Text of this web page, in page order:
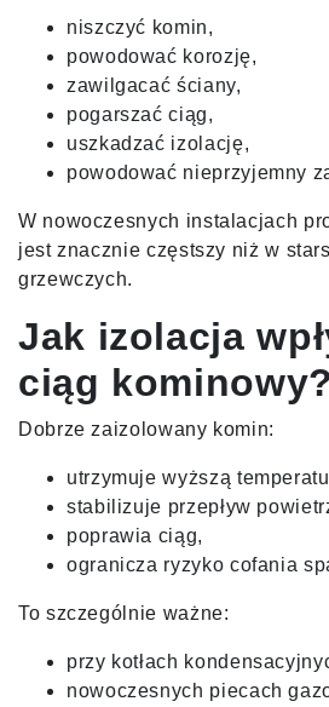
niszczyć komin,
powodować korozję,
zawilgacać ściany,
pogarszać ciąg,
uszkadzać izolację,
powodować nieprzyjemny
W nowoczesnych instalacjach
jest znacznie częstszy niż w
grzewczych.
Jak izolacja
ciąg kominowy?
Dobrze zaizolowany komin:
utrzymuje wyższą
stabilizuje przepływ
poprawia ciąg,
ogranicza ryzyko cofania
To szczególnie ważne:
przy kotłach
nowoczesnych piecach